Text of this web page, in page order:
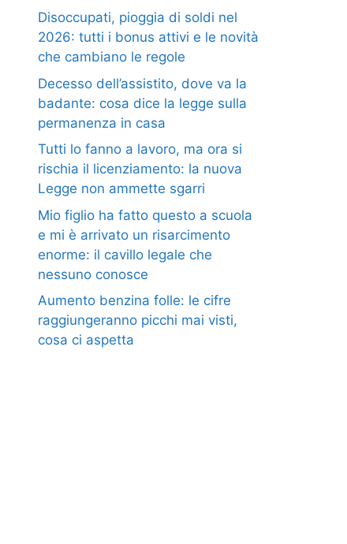
Disoccupati, pioggia di soldi nel
2026: tutti i bonus attivi e le novità
che cambiano le regole
Decesso dell’assistito, dove va la
badante: cosa dice la legge sulla
permanenza in casa
Tutti lo fanno a lavoro, ma ora si
rischia il licenziamento: la nuova
Legge non ammette sgarri
Mio figlio ha fatto questo a scuola
e mi è arrivato un risarcimento
enorme: il cavillo legale che
nessuno conosce
Aumento benzina folle: le cifre
raggiungeranno picchi mai visti,
cosa ci aspetta